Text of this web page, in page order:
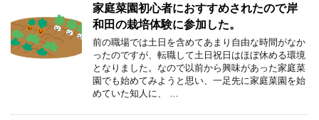
家庭菜園初心者におすすめされたので岸
和田の栽培体験に参加した。
前の職場では土日を含めてあまり自由な時間がなか
ったのですが、転職して土日祝日はほぼ休める環境
となりました。なので以前から興味があった家庭菜
園でも始めてみようと思い、一足先に家庭菜園を始
めていた知人に、 …